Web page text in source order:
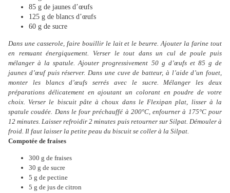
85 g de jaunes d’œufs
125 g de blancs d’œufs
60 g de sucre
Dans une casserole, faire bouillir le lait et le beurre. Ajouter la farine tout
en remuant énergiquement. Verser le tout dans un cul de poule puis
mélanger à la spatule. Ajouter progressivement 50 g d’œufs et 85 g de
jaunes d’œuf puis réserver. Dans une cuve de batteur, à l’aide d’un fouet,
monter les blancs d’œufs serrés avec le sucre. Mélanger les deux
préparations délicatement en ajoutant un colorant en poudre de votre
choix. Verser le biscuit pâte à choux dans le Flexipan plat, lisser à la
spatule coudée. Dans le four préchauffé à 200°C, enfourner à 175°C pour
12 minutes.Laisser refroidir 2 minutes puis retourner sur Silpat. Démouler à
froid. Il faut laisser la petite peau du biscuit se coller à la Silpat.
Compotée de fraises
300 g de fraises
30 g de sucre
5 g de pectine
5 g de jus de citron